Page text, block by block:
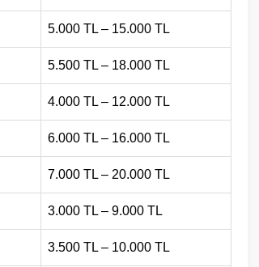
5.000 TL – 15.000 TL
5.500 TL – 18.000 TL
4.000 TL – 12.000 TL
6.000 TL – 16.000 TL
7.000 TL – 20.000 TL
3.000 TL – 9.000 TL
3.500 TL – 10.000 TL